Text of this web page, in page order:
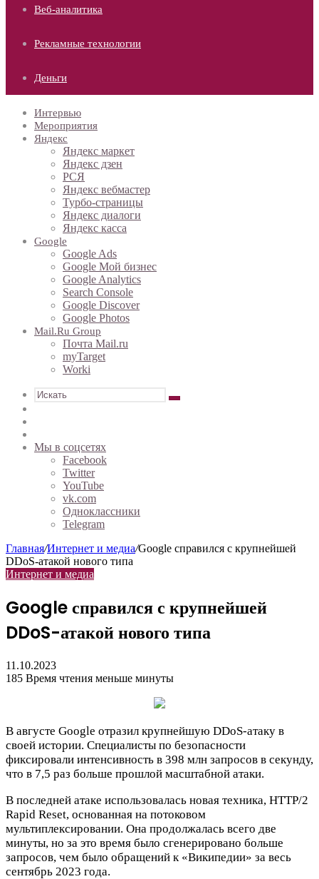
Веб-аналитика
Рекламные технологии
Деньги
Интервью
Мероприятия
Яндекс
Яндекс маркет
Яндекс дзен
РСЯ
Яндекс вебмастер
Турбо-страницы
Яндекс диалоги
Яндекс касса
Google
Google Ads
Google Мой бизнес
Google Analytics
Search Console
Google Discover
Google Photos
Mail.ru Group
Почта Mail.ru
myTarget
Worki
Искать
Мы в соцсетях
Facebook
Twitter
YouTube
vk.com
Одноклассники
Telegram
Главная/Интернет и медиа/Google справился с крупнейшей
DDoS-атакой нового типа
Интернет и медиа
Google справился с крупнейшей
DDoS-атакой нового типа
11.10.2023
185 Время чтения меньше минуты
В августе Google отразил крупнейшую DDoS-атаку в
своей истории. Специалисты по безопасности
фиксировали интенсивность в 398 млн запросов в секунду,
что в 7,5 раз больше прошлой масштабной атаки.
В последней атаке использовалась новая техника, HTTP/2
Rapid Reset, основанная на потоковом
мультиплексировании. Она продолжалась всего две
минуты, но за это время было сгенерировано больше
запросов, чем было обращений к «Википедии» за весь
сентябрь 2023 года.